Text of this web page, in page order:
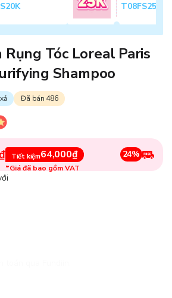
T08FS25K
Rụng Tóc Loreal Paris
Shampoo
Đã bán 486
Tiết kiệm64,000₫
*Giá đã bao gồm VAT
24%